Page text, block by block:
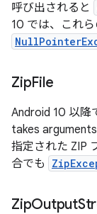
呼び出されると
10 では、これ
ZipFile
Android 10 以降
takes
指定された ZIP
合でも
ZipOutput